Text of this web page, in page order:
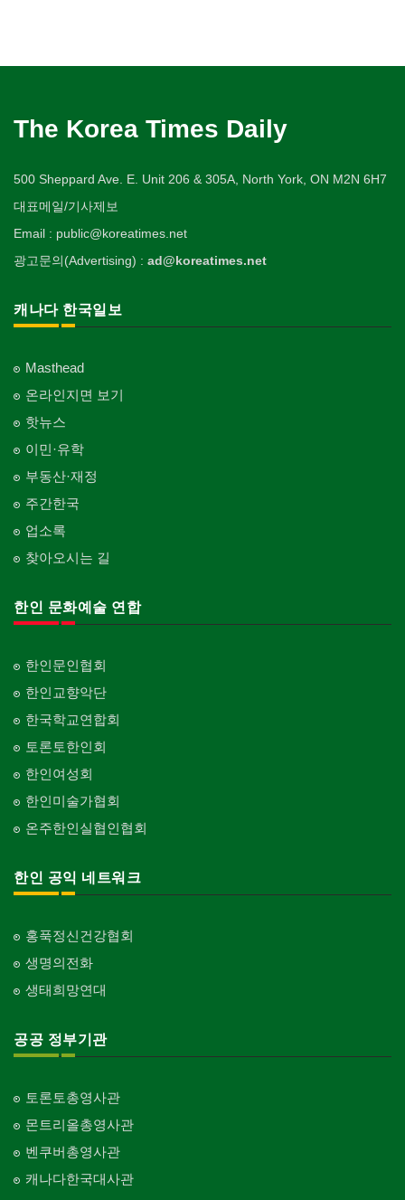
The Korea Times Daily
500 Sheppard Ave. E. Unit 206 & 305A, North York, ON M2N 6H7
대표메일/기사제보
Email : public@koreatimes.net
광고문의(Advertising) : ad@koreatimes.net
캐나다 한국일보
Masthead
온라인지면 보기
핫뉴스
이민·유학
부동산·재정
주간한국
업소록
찾아오시는 길
한인 문화예술 연합
한인문인협회
한인교향악단
한국학교연합회
토론토한인회
한인여성회
한인미술가협회
온주한인실협인협회
한인 공익 네트워크
홍푹정신건강협회
생명의전화
생태희망연대
공공 정부기관
토론토총영사관
몬트리올총영사관
벤쿠버총영사관
캐나다한국대사관